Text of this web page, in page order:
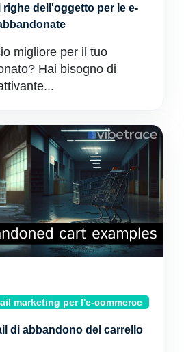
righe dell'oggetto per le e-
migliore per il tuo
Hai bisogno di
marketing per l'e-commerce
di abbandono del carrello